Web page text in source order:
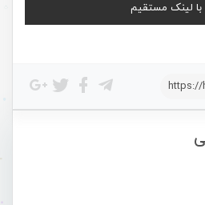
با لینک مستقیم
https://